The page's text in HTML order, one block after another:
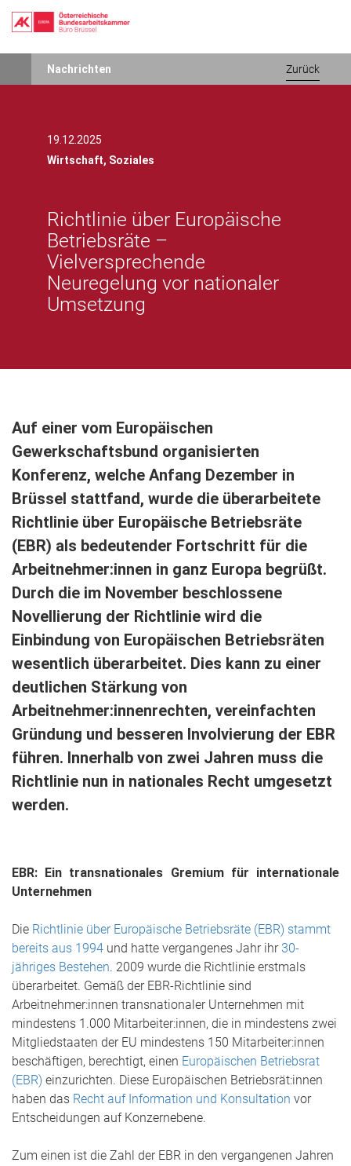
Nachrichten Zurück
19.12.2025
Wirtschaft, Soziales
Richtlinie über Europäische
Betriebsräte –
Vielversprechende
Neuregelung vor nationaler
Umsetzung
Auf einer vom Europäischen
Gewerkschaftsbund organisierten
Konferenz, welche Anfang Dezember in
Brüssel stattfand, wurde die überarbeitete
Richtlinie über Europäische Betriebsräte
(EBR) als bedeutender Fortschritt für die
Arbeitnehmer:innen in ganz Europa begrüßt.
Durch die im November beschlossene
Novellierung der Richtlinie wird die
Einbindung von Europäischen Betriebsräten
wesentlich überarbeitet. Dies kann zu einer
deutlichen Stärkung von
Arbeitnehmer:innenrechten, vereinfachten
Gründung und besseren Involvierung der EBR
führen. Innerhalb von zwei Jahren muss die
Richtlinie nun in nationales Recht umgesetzt
werden.
EBR: Ein transnationales Gremium für internationale
Unternehmen
Die Richtlinie über Europäische Betriebsräte (EBR) stammt
bereits aus 1994 und hatte vergangenes Jahr ihr 30-
jähriges Bestehen. 2009 wurde die Richtlinie erstmals
überarbeitet. Gemäß der EBR-Richtlinie sind
Arbeitnehmer:innen transnationaler Unternehmen mit
mindestens 1.000 Mitarbeiter:innen, die in mindestens zwei
Mitgliedstaaten der EU mindestens 150 Mitarbeiter:innen
beschäftigen, berechtigt, einen Europäischen Betriebsrat
(EBR) einzurichten. Diese Europäischen Betriebsrät:innen
haben das Recht auf Information und Konsultation vor
Entscheidungen auf Konzernebene.
Zum einen ist die Zahl der EBR in den vergangenen Jahren